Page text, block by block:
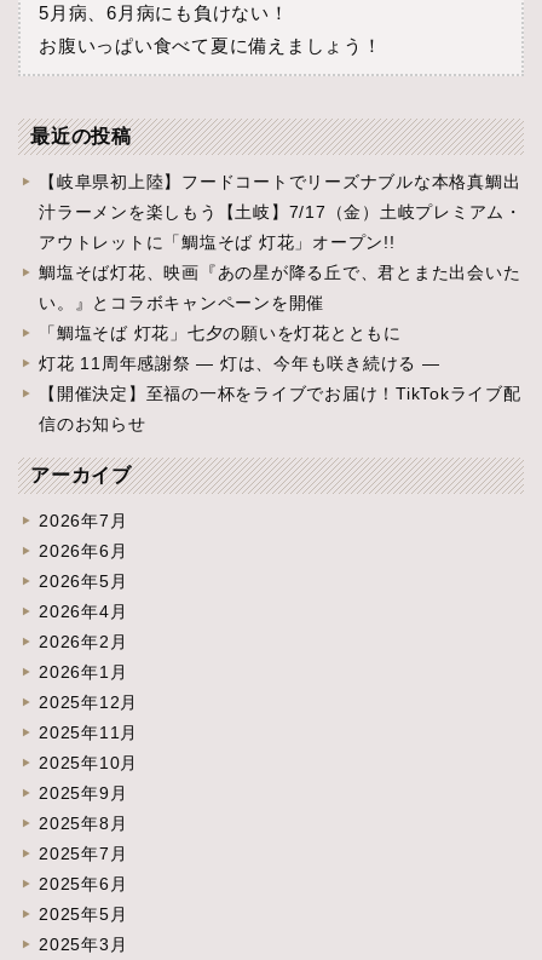
5月病、6月病にも負けない！
お腹いっぱい食べて夏に備えましょう！
最近の投稿
【岐阜県初上陸】フードコートでリーズナブルな本格真鯛出
汁ラーメンを楽しもう【土岐】7/17（金）土岐プレミアム・
アウトレットに「鯛塩そば 灯花」オープン!!
鯛塩そば灯花、映画『あの星が降る丘で、君とまた出会いた
い。』とコラボキャンペーンを開催
「鯛塩そば 灯花」七夕の願いを灯花とともに
灯花 11周年感謝祭 ― 灯は、今年も咲き続ける ―
【開催決定】至福の一杯をライブでお届け！TikTokライブ配
信のお知らせ
アーカイブ
2026年7月
2026年6月
2026年5月
2026年4月
2026年2月
2026年1月
2025年12月
2025年11月
2025年10月
2025年9月
2025年8月
2025年7月
2025年6月
2025年5月
2025年3月